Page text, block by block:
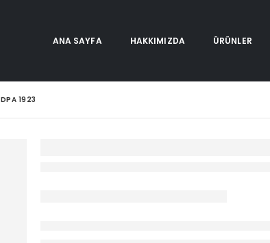
ANA SAYFA HAKKIMIZDA ÜRÜNLER
DPA 1923